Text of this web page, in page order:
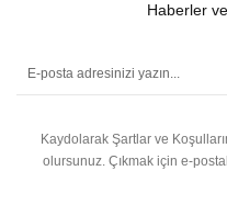
Haberler
Kaydolarak Şartlar ve
olursunuz. Çıkmak için e-